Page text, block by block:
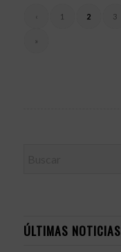
‹ 1 2 3
»
ÚLTIMAS NOTICIAS